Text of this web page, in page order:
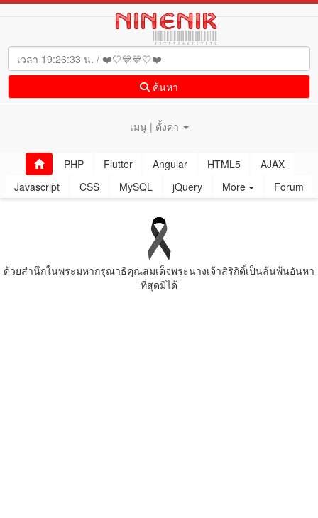
ค้นหา
เมนู | ตั้งค่า
PHP Flutter Angular HTML5
AJAX
Javascript
CSS MySQL jQuery More Forum
ด้วยสํานึกในพระมหากรุณาธิคุณสมเด็จพระนางเจ้าสิริกิติ์เป็นล้นพ้นอันหา
ที่สุดมิได้